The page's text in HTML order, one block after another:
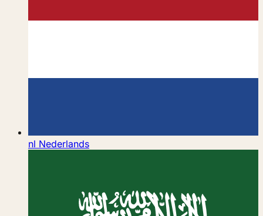
nl Nederlands